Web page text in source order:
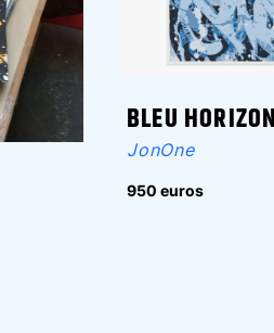
BLEU
JonOne
950 euros